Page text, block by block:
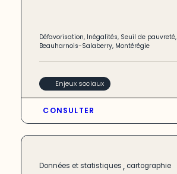
Défavorisation, Inégalités, Seuil de pauvreté,
Beauharnois-Salaberry, Montérégie
Enjeux sociaux
CONSULTER
Données et statistiques, cartographie